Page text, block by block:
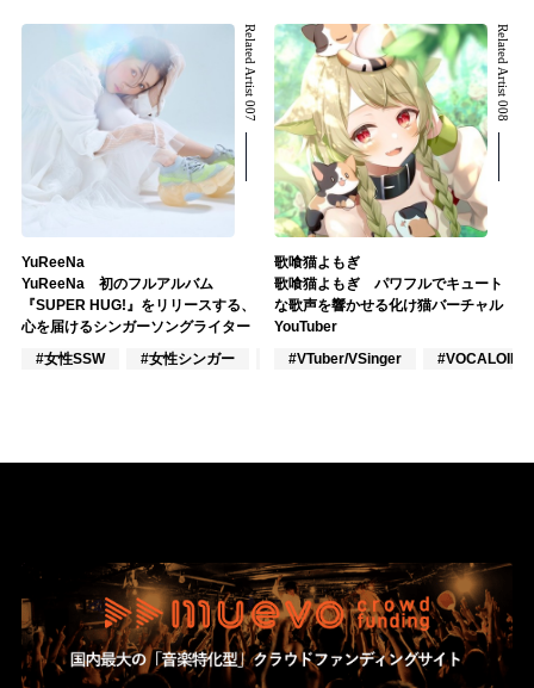
Related Artist 007
YuReeNa
YuReeNa 初のフルアルバム
『SUPER HUG!』をリリースする、
心を届けるシンガーソングライター
#女性SSW
#女性シンガー #インディーズ
Related Artist 008
歌喰猫よもぎ
歌喰猫よもぎ パワフルでキュート
な歌声を響かせる化け猫バーチャル
YouTuber
#VTuber/VSinger
#VOCALOID